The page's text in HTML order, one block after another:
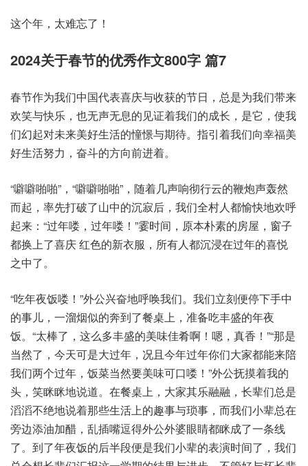
这个年，太难忘了！
2024关于春节的优秀作文800字 篇7
春节作为我们中国代表喜庆与收获的节日，总是为我们带来
欢笑与快乐，也无声无息的见证着我们的成长，是它，使我
们幻起对未来美好生活的憧憬与期待。指引着我们向幸福美
好生活努力，奋斗的方向前进着。
“噼噼啪啪”，“噼噼啪啪”，随着几声响彻行云的鞭炮声轰然
而起，率先打破了山中的沉寂后，我们全村人都愉快地欢呼
起来：“过年喽，过年喽！”霎时间，原本朴素的房屋，窗子
都换上了喜庆 红色的新衣服，所有人都沉浸在过年的喜悦
之中了。
“吃年夜饭喽！”外公兴奋地呼唤我们。我们立刻便停下手中
的事儿，一溜烟似的奔到了餐桌上，准备吃丰盛的年夜
饭。“太棒了，这么多丰盛的美味佳肴啊！嗯，真香！”“那是
当然了，今天可是大过年，况且今年过年你们大家都能来陪
我们两个过年，饭菜当然要美味可口喽！”外公抚摸着我的
头，笑眯眯地说道。在餐桌上，大家其乐融融，长辈们总是
滔滔不绝地说着那些生活上的趣事与琐事，而我们小辈总在
旁边添油加醋，乱插嘴逗得外公外婆眼睛都眯成了一条线
了。到了年夜饭的后半段便是我们小辈的表演时间了，我们